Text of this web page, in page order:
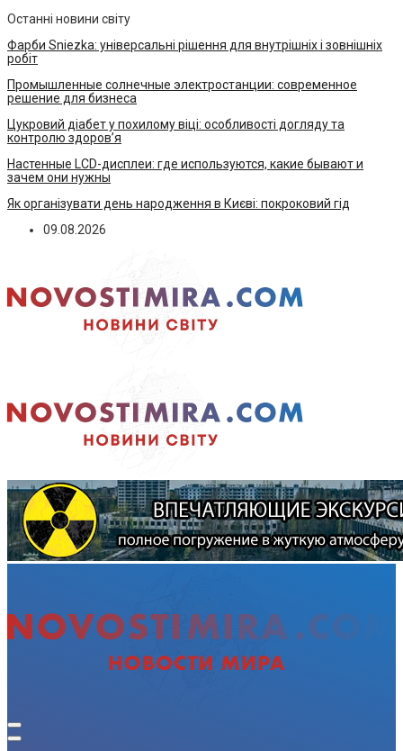
Останні новини світу
Фарби Sniezka: універсальні рішення для внутрішніх і зовнішніх
робіт
Промышленные солнечные электростанции: современное
решение для бизнеса
Цукровий діабет у похилому віці: особливості догляду та
контролю здоров’я
Настенные LCD-дисплеи: где используются, какие бывают и
зачем они нужны
Як організувати день народження в Києві: покроковий гід
09.08.2026